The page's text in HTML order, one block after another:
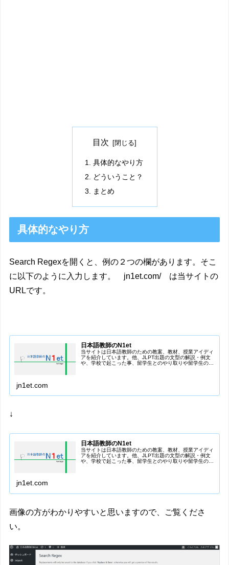
目次
具体的なやり方
どういうこと？
まとめ
具体的なやり方
Search Regexを開くと、例の２つの欄があります。そこ
に以下のように入力します。 jn1et.com/ は当サイトの
URLです。
日本語教師のN1et
当サイトは日本語教師のための教案、教材、授業アイディ
アを紹介しています。他、JLPT出題の文型の解説・例文
や、学校で起こった事、留学生とのやり取りや留学生の誤
jn1et.com
↓
日本語教師のN1et
当サイトは日本語教師のための教案、教材、授業アイディ
アを紹介しています。他、JLPT出題の文型の解説・例文
や、学校で起こった事、留学生とのやり取りや留学生の誤
jn1et.com
画像の方がわかりやすいと思いますので、ご覧くださ
い。